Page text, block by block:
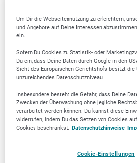
Jetzt
3d Druck
und
Filament bis
Um Dir die Webseitennutzung zu erleichtern,
und Angebote auf Deine Interessen
ein.
Sofern Du Cookies zu Statistik- oder
Du ein, dass Deine Daten durch Google in den
Sicht des Europäischen Gerichtshofs besitzt die
unzureichendes Datenschutzniveau.
Insbesondere besteht die Gefahr, dass Deine
Zwecken der Überwachung ohne jegliche
verarbeitet werden können. Du kannst diese
widerrufen, indem Du das Setzen von Cookies
Cookies beschränkst. Datenschutzhinweise
Cookie-Einstellungen